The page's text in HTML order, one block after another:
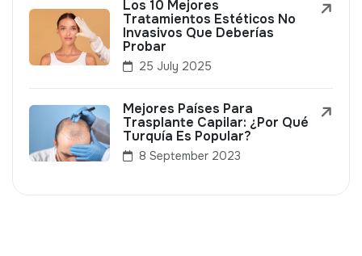
Los 10 Mejores
Tratamientos Estéticos No
Invasivos Que Deberías
Probar
25 July 2025
Mejores Países Para
Trasplante Capilar: ¿Por Qué
Turquía Es Popular?
8 September 2023